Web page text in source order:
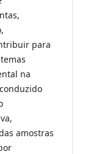
para
na
amostras